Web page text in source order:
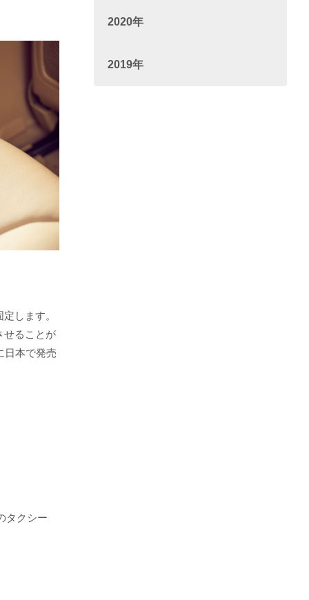
します。
せることが
日本で発売
タクシー
2020年
2019年